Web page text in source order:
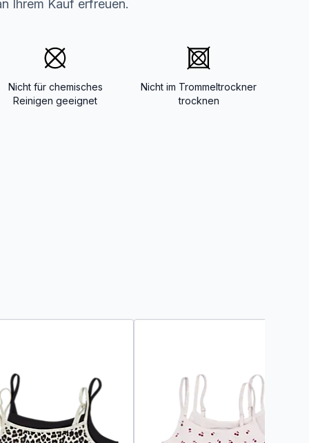
Ihrem Kauf erfreuen.
Nicht für chemisches
Reinigen geeignet
Nicht im Trommeltrockner
trocknen